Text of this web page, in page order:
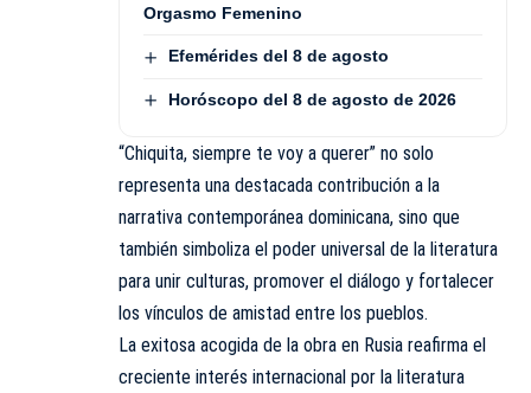
Orgasmo Femenino
Efemérides del 8 de agosto
Horóscopo del 8 de agosto de 2026
“Chiquita, siempre te voy a querer” no solo
representa una destacada contribución a la
narrativa contemporánea dominicana, sino que
también simboliza el poder universal de la literatura
para unir culturas, promover el diálogo y fortalecer
los vínculos de amistad entre los pueblos.
La exitosa acogida de la obra en Rusia reafirma el
creciente interés internacional por la literatura